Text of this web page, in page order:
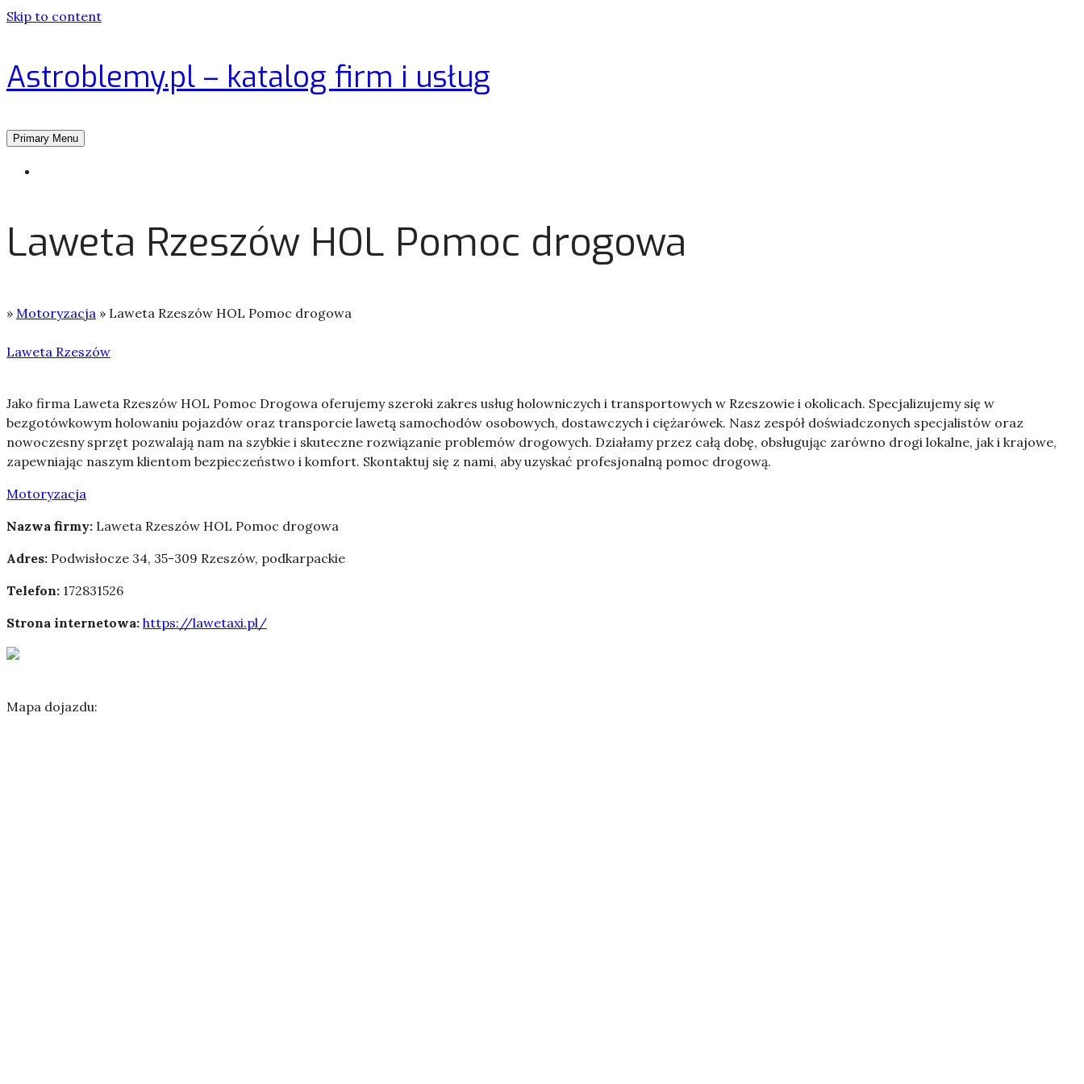
Skip to content
Astroblemy.pl – katalog firm i usług
Primary Menu
Laweta Rzeszów HOL Pomoc drogowa
» Motoryzacja » Laweta Rzeszów HOL Pomoc drogowa
Laweta Rzeszów
Jako firma Laweta Rzeszów HOL Pomoc Drogowa oferujemy szeroki zakres usług holowniczych i transportowych w Rzeszowie i okolicach. Specjalizujemy się w
bezgotówkowym holowaniu pojazdów oraz transporcie lawetą samochodów osobowych, dostawczych i ciężarówek. Nasz zespół doświadczonych specjalistów oraz
nowoczesny sprzęt pozwalają nam na szybkie i skuteczne rozwiązanie problemów drogowych. Działamy przez całą dobę, obsługując zarówno drogi lokalne, jak i krajowe,
zapewniając naszym klientom bezpieczeństwo i komfort. Skontaktuj się z nami, aby uzyskać profesjonalną pomoc drogową.
Motoryzacja
Nazwa firmy: Laweta Rzeszów HOL Pomoc drogowa
Adres: Podwisłocze 34, 35-309 Rzeszów, podkarpackie
Telefon: 172831526
Strona internetowa: https://lawetaxi.pl/
Mapa dojazdu: